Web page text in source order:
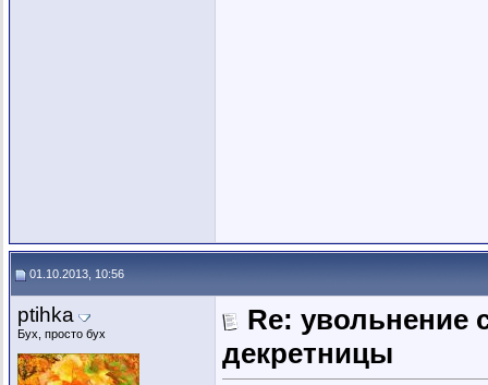
01.10.2013, 10:56
ptihka
Бух, просто бух
Re: увольнение
декретницы